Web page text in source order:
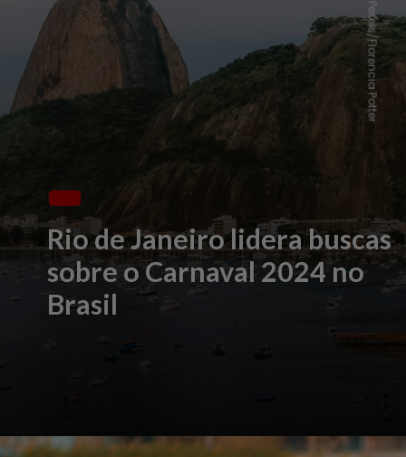
Rio de Janeiro lidera buscas
sobre o Carnaval 2024 no
Brasil
Pexels/Florencia Potter